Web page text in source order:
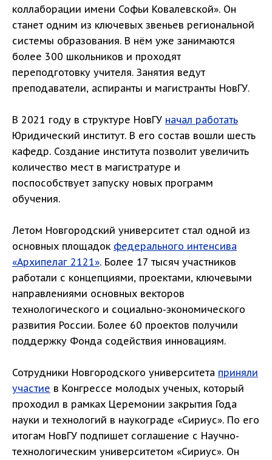
коллаборации имени Софьи Ковалевской». Он
станет одним из ключевых звеньев региональной
системы образования. В нём уже занимаются
более 300 школьников и проходят
переподготовку учителя. Занятия ведут
преподаватели, аспиранты и магистранты НовГУ.
В 2021 году в структуре НовГУ начал работать
Юридический институт. В его состав вошли шесть
кафедр. Создание института позволит увеличить
количество мест в магистратуре и
поспособствует запуску новых программ
обучения.
Летом Новгородский университет стал одной из
основных площадок федерального интенсива
«Архипелаг 2121». Более 17 тысяч участников
работали с концепциями, проектами, ключевыми
направлениями основных векторов
технологического и социально-экономического
развития России. Более 60 проектов получили
поддержку Фонда содействия инновациям.
Сотрудники Новгородского университета приняли
участие в Конгрессе молодых ученых, который
проходил в рамках Церемонии закрытия Года
науки и технологий в наукограде «Сириус». По его
итогам НовГУ подпишет соглашение с Научно-
технологическим университетом «Сириус». Он